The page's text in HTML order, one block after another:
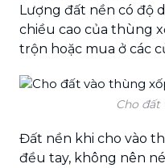
Lượng đất nền có độ
chiều cao của thùng
trộn hoặc mua ở các
Cho đất
Đất nền khi cho vào
đều tay, không nên